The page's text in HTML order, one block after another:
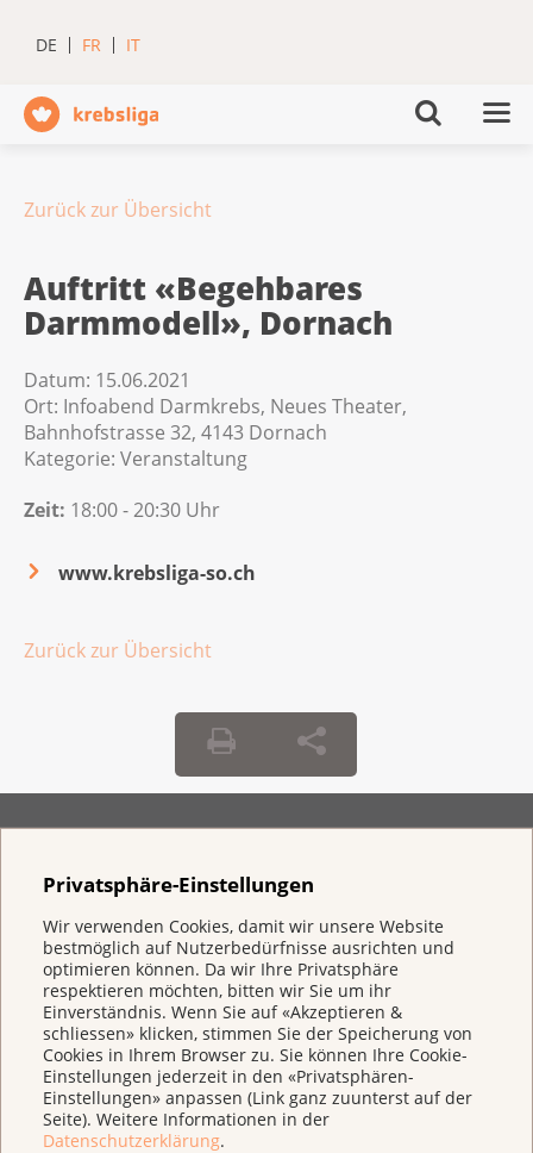
Privatsphäre-Einstellungen
Wir verwenden Cookies, damit wir unsere Website
bestmöglich auf Nutzerbedürfnisse ausrichten und
optimieren können. Da wir Ihre Privatsphäre
respektieren möchten, bitten wir Sie um ihr
Einverständnis. Wenn Sie auf «Akzeptieren &
schliessen» klicken, stimmen Sie der Speicherung von
Cookies in Ihrem Browser zu. Sie können Ihre Cookie-
Einstellungen jederzeit in den «Privatsphären-
Einstellungen» anpassen (Link ganz zuunterst auf der
Seite). Weitere Informationen in der
Datenschutzerklärung.
DE FR IT
Zurück zur Übersicht
Auftritt «Begehbares
Darmmodell», Dornach
Datum: 15.06.2021
Ort: Infoabend Darmkrebs, Neues Theater,
Bahnhofstrasse 32, 4143 Dornach
Kategorie: Veranstaltung
Zeit: 18:00 - 20:30 Uhr
www.krebsliga-so.ch
Zurück zur Übersicht
Direkt spenden
IBAN CH 95 0900 0000 3000 4843 9